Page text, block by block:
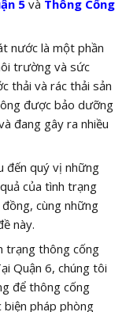
5và Thông Cống
nước là một phần
trường và sức
thải và rác thải sản
được bảo dưỡng
đang gây ra nhiều
đến quý vị những
của tình trạng
cùng những
này.
trạng thông cống
Quận 6, chúng tôi
để thông cống
pháp phòng